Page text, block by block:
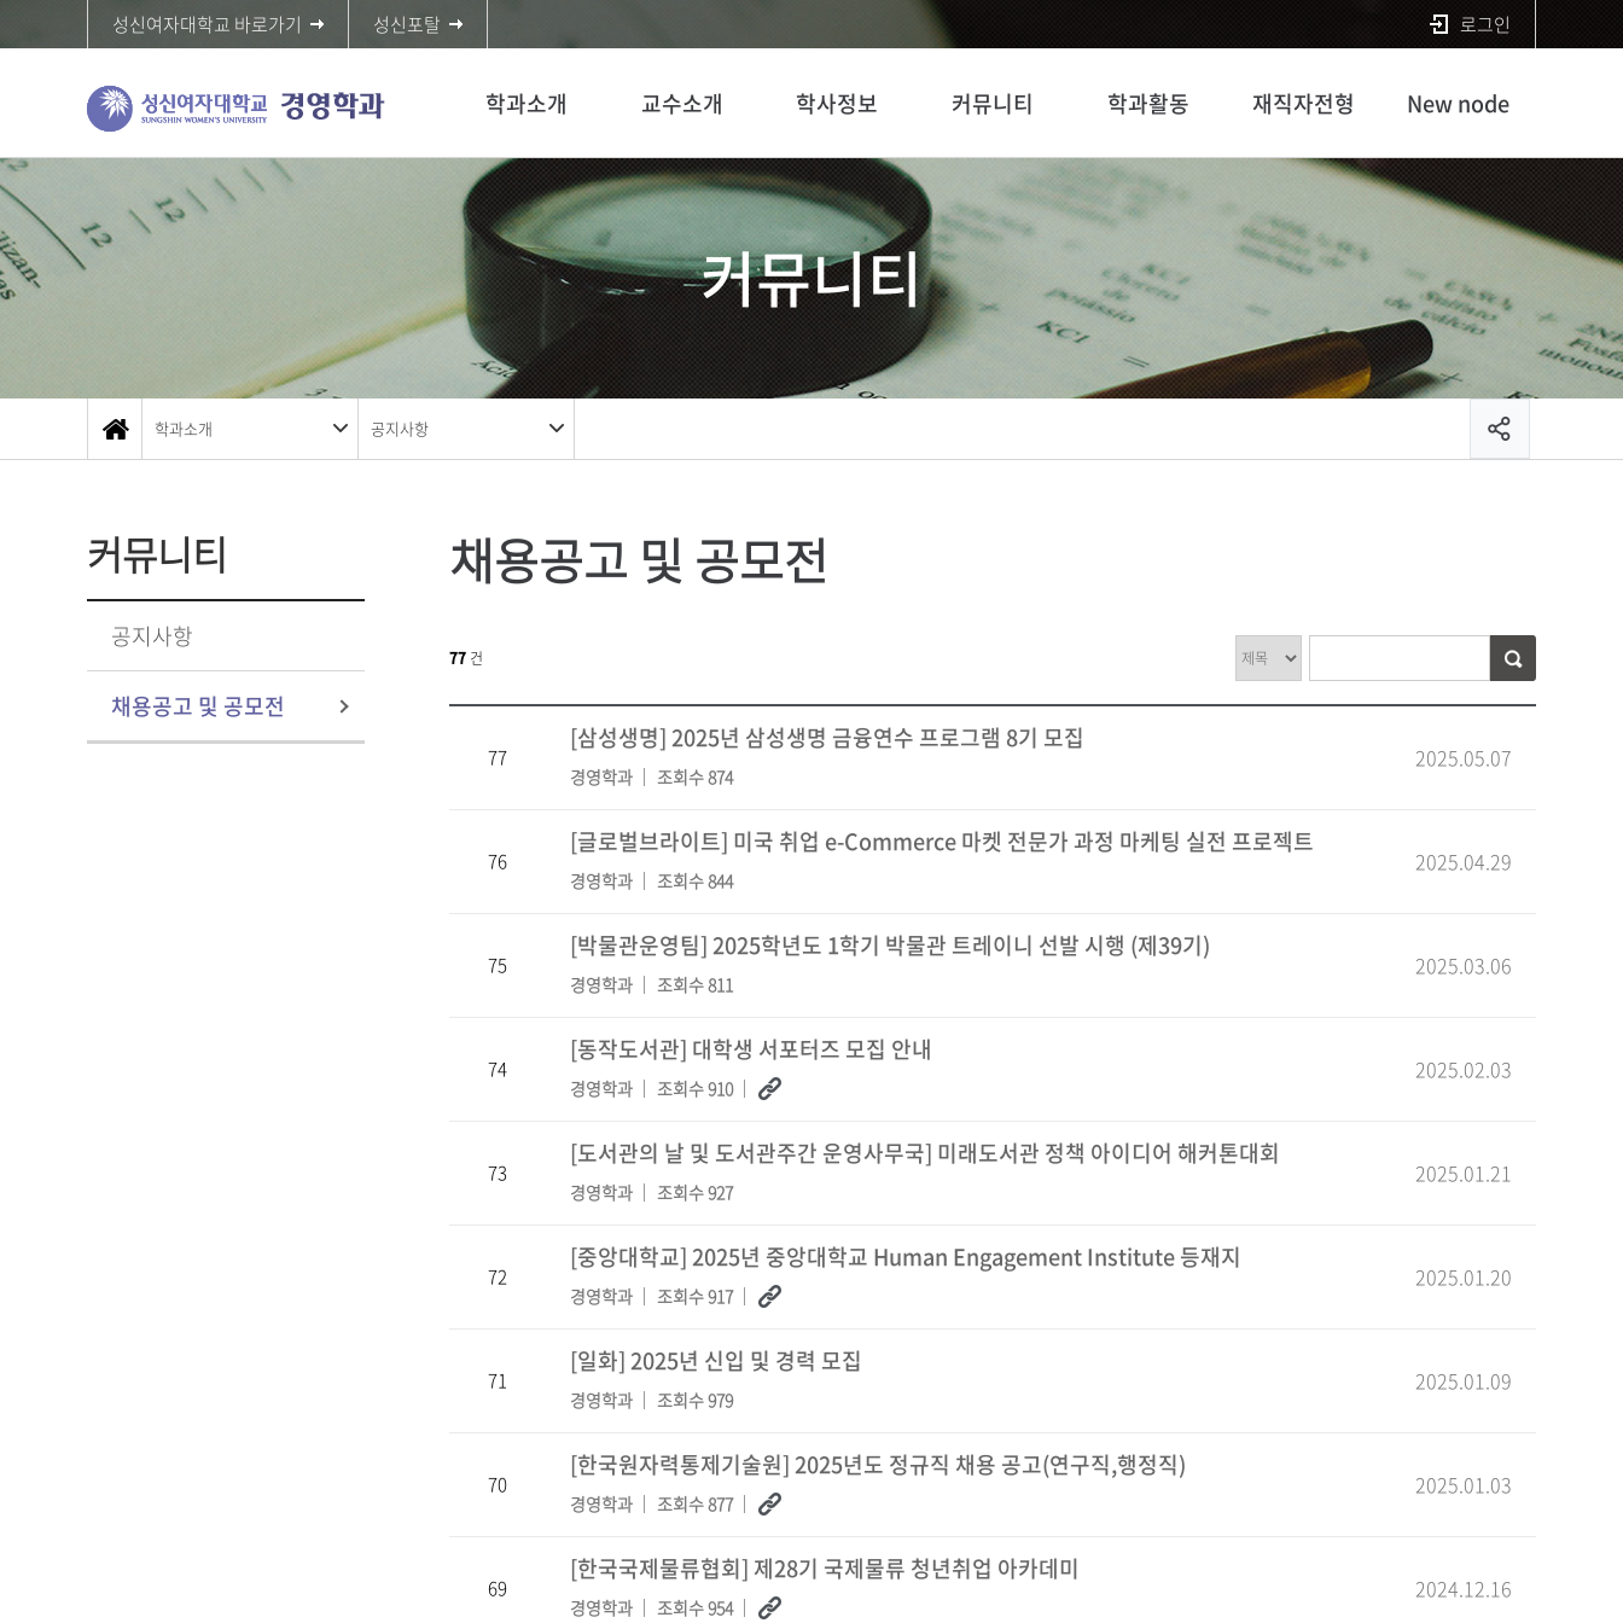
성신여자대학교 바로가기 성신포탈 로그인
학과소개 교수소개 학사정보 커뮤니티 학과활동 재직자전형 New node
커뮤니티
학과소개 공지사항
커뮤니티
공지사항
채용공고 및 공모전
채용공고 및 공모전
77 건
77
[삼성생명] 2025년 삼성생명 금융연수 프로그램 8기 모집
경영학과 조회수 874
2025.05.07
76
[글로벌브라이트] 미국 취업 e-Commerce 마켓 전문가 과정 마케팅 실전 프로젝트
경영학과 조회수 844
2025.04.29
75
[박물관운영팀] 2025학년도 1학기 박물관 트레이니 선발 시행 (제39기)
경영학과 조회수 811
2025.03.06
74
[동작도서관] 대학생 서포터즈 모집 안내
경영학과 조회수 910
2025.02.03
73
[도서관의 날 및 도서관주간 운영사무국] 미래도서관 정책 아이디어 해커톤대회
경영학과 조회수 927
2025.01.21
72
[중앙대학교] 2025년 중앙대학교 Human Engagement Institute 등재지
경영학과 조회수 917
2025.01.20
71
[일화] 2025년 신입 및 경력 모집
경영학과 조회수 979
2025.01.09
70
[한국원자력통제기술원] 2025년도 정규직 채용 공고(연구직,행정직)
경영학과 조회수 877
2025.01.03
69
[한국국제물류협회] 제28기 국제물류 청년취업 아카데미
경영학과 조회수 954
2024.12.16